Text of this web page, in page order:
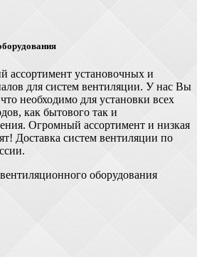
ассортимент установочных и
для систем вентиляции. У нас Вы
необходимо для установки всех
как бытового так и
Огромный ассортимент и низкая
Доставка систем вентиляции по
оборудования